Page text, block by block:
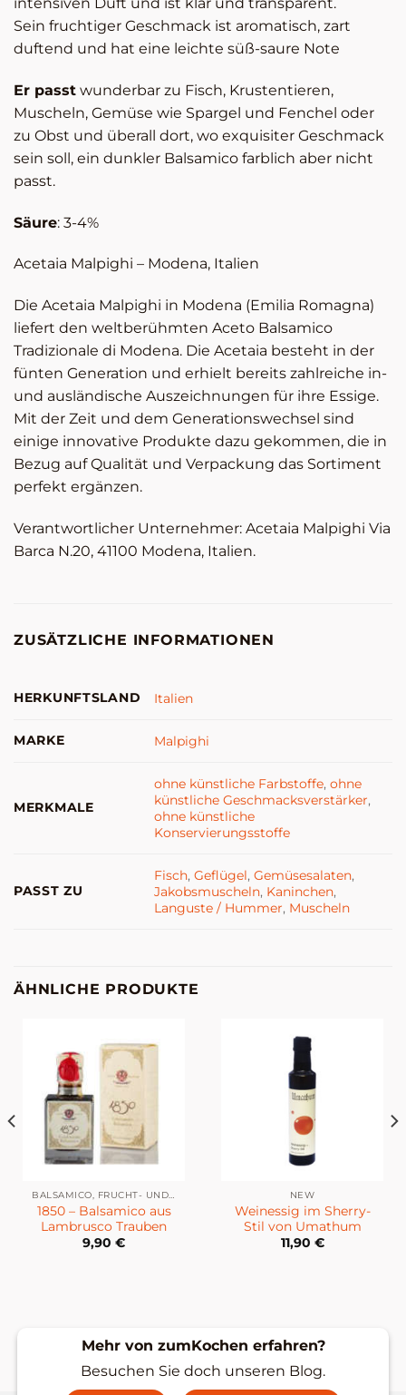
Sein fruchtiger Geschmack ist aromatisch, zart
duftend und hat eine leichte süß-saure Note
Er passt wunderbar zu Fisch, Krustentieren,
Muscheln, Gemüse wie Spargel und Fenchel oder
zu Obst und überall dort, wo exquisiter Geschmack
sein soll, ein dunkler Balsamico farblich aber nicht
passt.
Säure: 3-4%
Acetaia Malpighi – Modena, Italien
Die Acetaia Malpighi in Modena (Emilia Romagna)
liefert den weltberühmten Aceto Balsamico
Tradizionale di Modena. Die Acetaia besteht in der
fünten Generation und erhielt bereits zahlreiche in-
und ausländische Auszeichnungen für ihre Essige.
Mit der Zeit und dem Generationswechsel sind
einige innovative Produkte dazu gekommen, die in
Bezug auf Qualität und Verpackung das Sortiment
perfekt ergänzen.
Verantwortlicher Unternehmer: Acetaia Malpighi Via
Barca N.20, 41100 Modena, Italien.
ZUSÄTZLICHE INFORMATIONEN
HERKUNFTSLAND Italien
MARKE Malpighi
MERKMALE
ohne künstliche Farbstoffe,ohne
künstliche Geschmacksverstärker,
ohne künstliche
Konservierungsstoffe
PASST ZU
Fisch,Geflügel,Gemüsesalaten,
Jakobsmuscheln, Kaninchen,
Languste / Hummer, Muscheln
ÄHNLICHE PRODUKTE
BALSAMICO, FRUCHT- UND WEINESSIG
1850 – Balsamico aus
Lambrusco Trauben
9,90 €
NEW
Weinessig im Sherry-
Stil von Umathum
11,90 €
Mehr von zumKochen erfahren?
Besuchen Sie doch unseren Blog.